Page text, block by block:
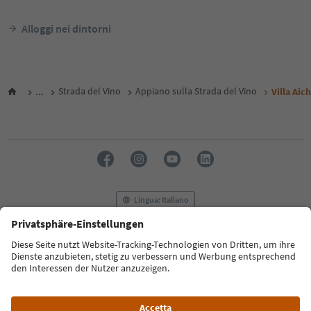
Alloggi nei dintorni
... Strada del Vino Appiano sulla Strada del Vino Villa Aich
Lingua: Italiano
FAQ Contatti Press MICE
Privacy Policy
Termini e condizioni
Crediti
Cookie Policy
Alto Adige B2B